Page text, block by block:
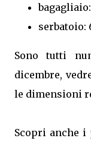
serbatoio:
Sono tutti
dicembre,
le dimensioni
Scopri anche i